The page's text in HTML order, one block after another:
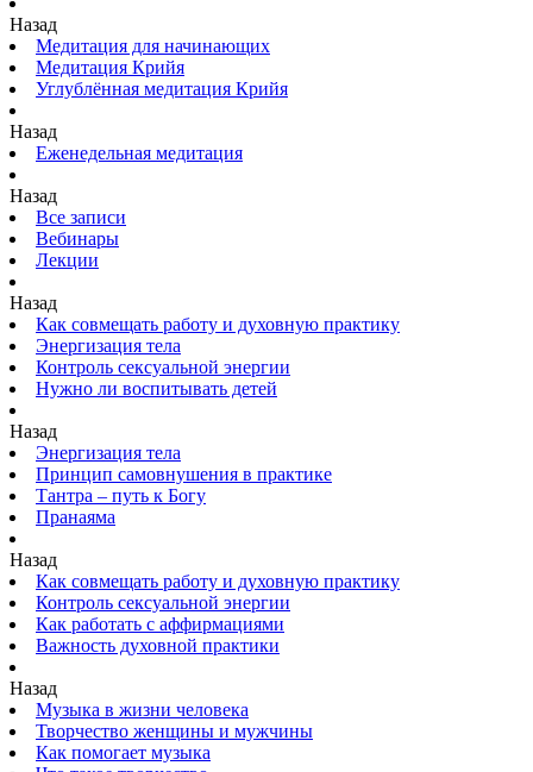
Назад
Медитация для начинающих
Медитация Крийя
Углублённая медитация Крийя
Назад
Еженедельная медитация
Назад
Все записи
Вебинары
Лекции
Назад
Как совмещать работу и духовную практику
Энергизация тела
Контроль сексуальной энергии
Нужно ли воспитывать детей
Назад
Энергизация тела
Принцип самовнушения в практике
Тантра – путь к Богу
Пранаяма
Назад
Как совмещать работу и духовную практику
Контроль сексуальной энергии
Как работать с аффирмациями
Важность духовной практики
Назад
Музыка в жизни человека
Творчество женщины и мужчины
Как помогает музыка